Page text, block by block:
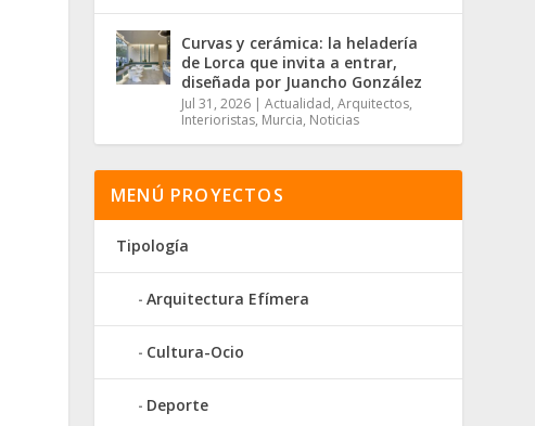
Curvas y cerámica: la heladería
de Lorca que invita a entrar,
diseñada por Juancho González
Jul 31, 2026 | Actualidad, Arquitectos,
Interioristas, Murcia, Noticias
MENÚ PROYECTOS
Tipología
Arquitectura Efímera
Cultura-Ocio
Deporte